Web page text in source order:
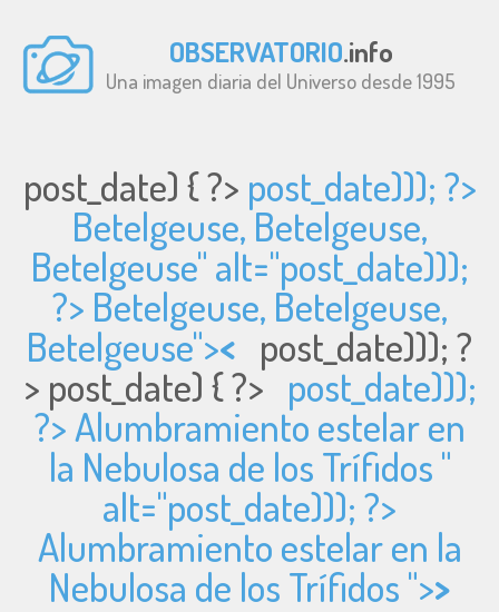
OBSERVATORIO.info
Una imagen diaria del Universo desde 1995
post_date) { ?> post_date))); ?>
Betelgeuse, Betelgeuse,
Betelgeuse" alt="post_date)));
?> Betelgeuse, Betelgeuse,
Betelgeuse">< post_date))); ?
> post_date) { ?> post_date)));
?> Alumbramiento estelar en
la Nebulosa de los Trífidos "
alt="post_date))); ?>
Alumbramiento estelar en la
Nebulosa de los Trífidos ">>